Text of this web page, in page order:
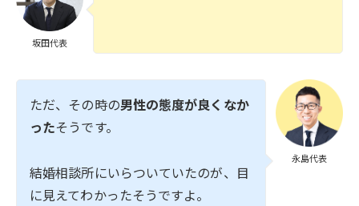
坂田代表
永島代表
ただ、その時の男性の態度が良くなか
ったそうです。
結婚相談所にいらついていたのが、目
に見えてわかったそうですよ。